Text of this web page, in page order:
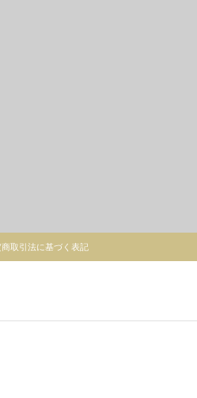
取引法に基づく表記